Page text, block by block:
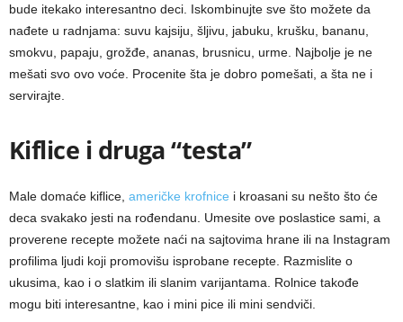
bude itekako interesantno deci. Iskombinujte sve što možete da
nađete u radnjama: suvu kajsiju, šljivu, jabuku, krušku, bananu,
smokvu, papaju, grožđe, ananas, brusnicu, urme. Najbolje je ne
mešati svo ovo voće. Procenite šta je dobro pomešati, a šta ne i
servirajte.
Kiflice i druga “testa”
Male domaće kiflice, američke krofnice i kroasani su nešto što će
deca svakako jesti na rođendanu. Umesite ove poslastice sami, a
proverene recepte možete naći na sajtovima hrane ili na Instagram
profilima ljudi koji promovišu isprobane recepte. Razmislite o
ukusima, kao i o slatkim ili slanim varijantama. Rolnice takođe
mogu biti interesantne, kao i mini pice ili mini sendviči.